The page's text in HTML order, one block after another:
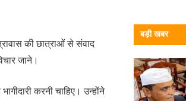
की छात्राओं से संवाद
जाने।
करनी चाहिए। उन्होंने
बड़ी खबर